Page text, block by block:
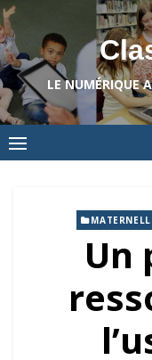
Skip
to
content
LE NUMÉRIQUE
Un